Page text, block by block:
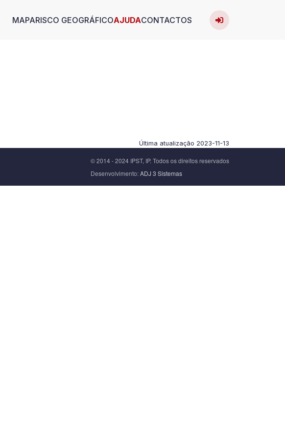
Main navigation
MAPARISCO GEOGRÁFICOAJUDACONTACTOS User
Entrar
Última atualização 2023-11-13
© 2014 - 2024 IPST, IP. Todos os direitos reservados
Desenvolvimento:ADJ 3 Sistemas